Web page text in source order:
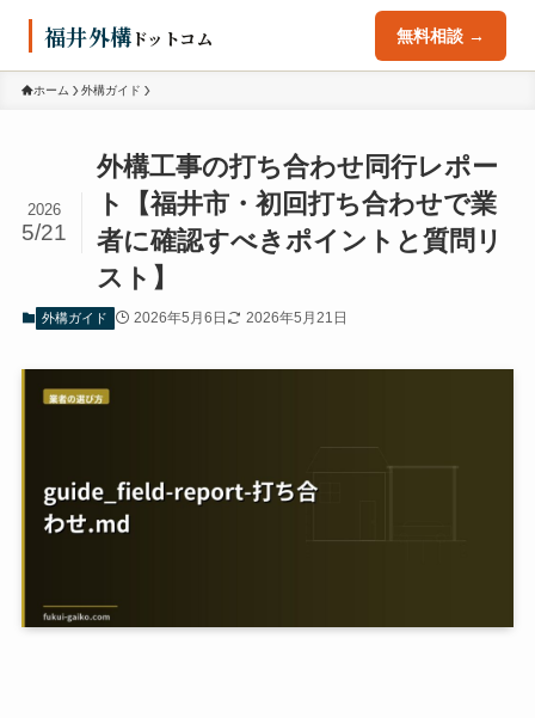
福井外構 ドットコム 無料相談 →
ホーム 外構ガイド
外構工事の打ち合わせ同行レポー
ト【福井市・初回打ち合わせで業
者に確認すべきポイントと質問リ
スト】
2026
5/21
外構ガイド 2026年5月6日 2026年5月21日